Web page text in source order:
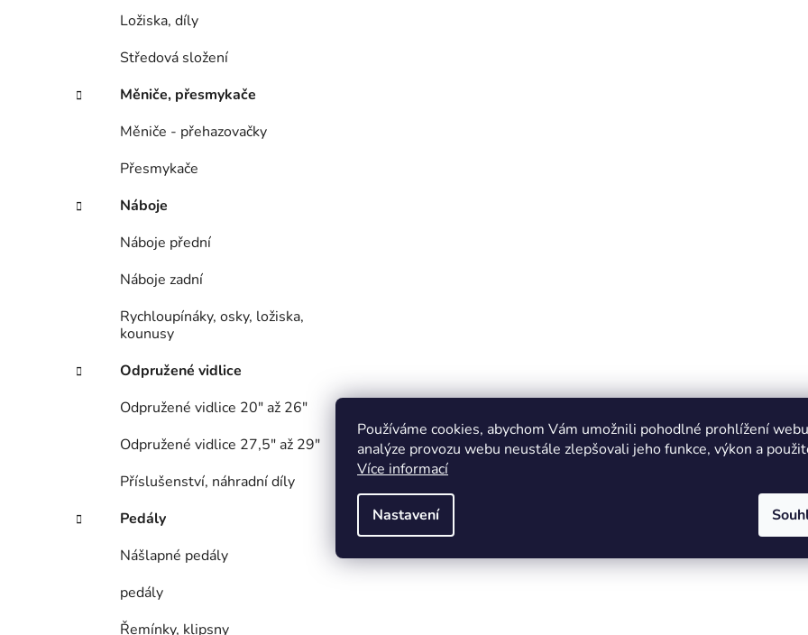
Používáme cookies, abychom Vám umožnili pohodlné prohlížení
analýze provozu webu neustále zlepšovali jeho funkce, výkon a
Více informací
Nastavení
Ložiska, díly
Středová složení
Měniče, přesmykače
Měniče - přehazovačky
Přesmykače
Náboje
Náboje přední
Náboje zadní
Rychloupínáky, osky, ložiska,
kounusy
Odpružené vidlice
Odpružené vidlice 20" až 26"
Odpružené vidlice 27,5" až 29"
Příslušenství, náhradní díly
Pedály
Nášlapné pedály
pedály
Řemínky, klipsny